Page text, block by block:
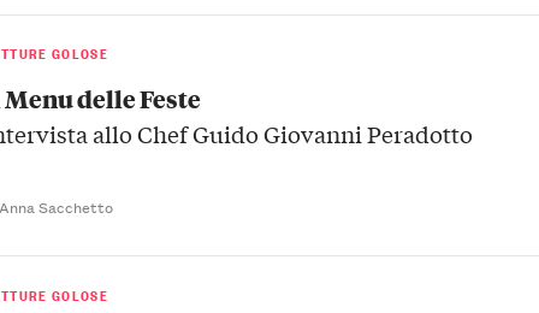
GOLOSE
delle Feste
allo Chef Guido Giovanni Peradotto
Sacchetto
GOLOSE